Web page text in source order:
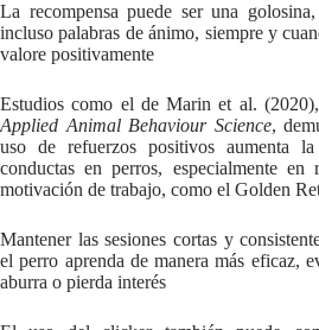
La recompensa puede ser una
incluso palabras de ánimo, siempre y
valore positivamente
Estudios como el de Marin et al.
Applied Animal Behaviour Science,
uso de refuerzos positivos aumenta
conductas en perros, especialmente en
motivación de trabajo, como el Golden
Mantener las sesiones cortas y
el perro aprenda de manera más eficaz,
aburra o pierda interés